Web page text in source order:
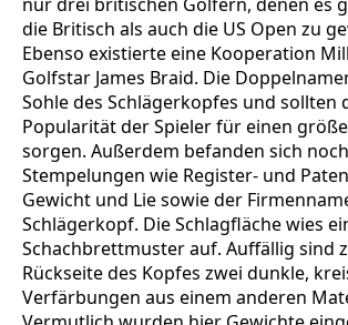
die Britisch als auch die US Open zu
Ebenso existierte eine Kooperation
Golfstar James Braid. Die
Sohle des Schlägerkopfes und sollten
Popularität der Spieler für einen
sorgen. Außerdem befanden sich
Stempelungen wie Register- und
Gewicht und Lie sowie der
Schlägerkopf. Die Schlagfläche wies
Schachbrettmuster auf. Auffällig sind
Rückseite des Kopfes zwei dunkle,
Verfärbungen aus einem anderen